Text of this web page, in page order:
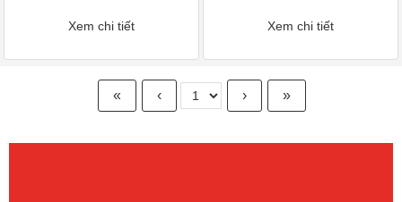
Xem chi tiết Xem chi tiết
« ‹ › »